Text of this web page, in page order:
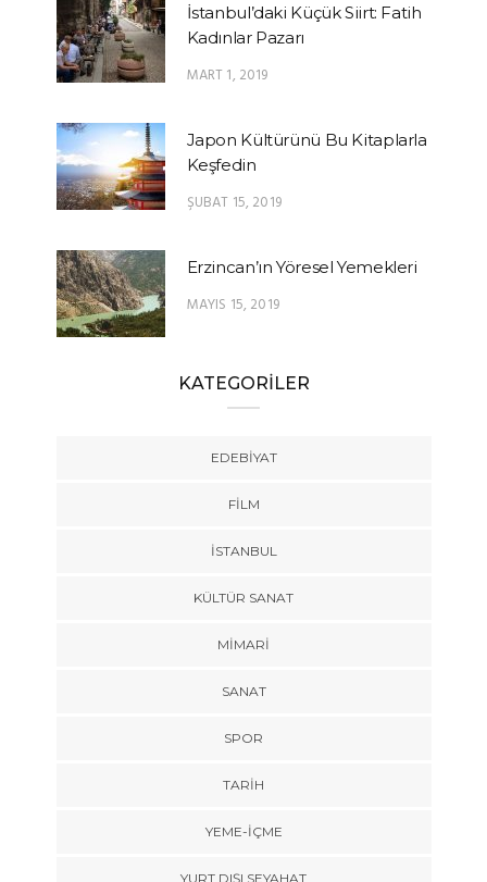
İstanbul’daki Küçük Siirt: Fatih
Kadınlar Pazarı
MART 1, 2019
Japon Kültürünü Bu Kitaplarla
Keşfedin
ŞUBAT 15, 2019
Erzincan’ın Yöresel Yemekleri
MAYIS 15, 2019
KATEGORİLER
EDEBIYAT
FILM
İSTANBUL
KÜLTÜR SANAT
MIMARI
SANAT
SPOR
TARİH
YEME-İÇME
YURT DIŞI SEYAHAT